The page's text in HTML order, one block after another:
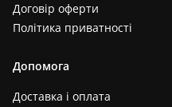
Договір оферти
Політика приватності
Допомога
Доставка і оплата